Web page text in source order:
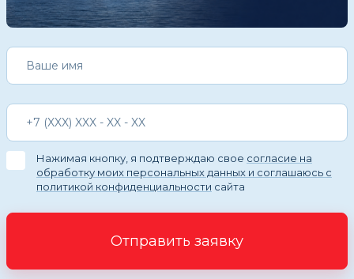
Нажимая кнопку, я подтверждаю свое согласие на
обработку моих персональных данных и соглашаюсь с
политикой конфиденциальности сайта
Отправить заявку